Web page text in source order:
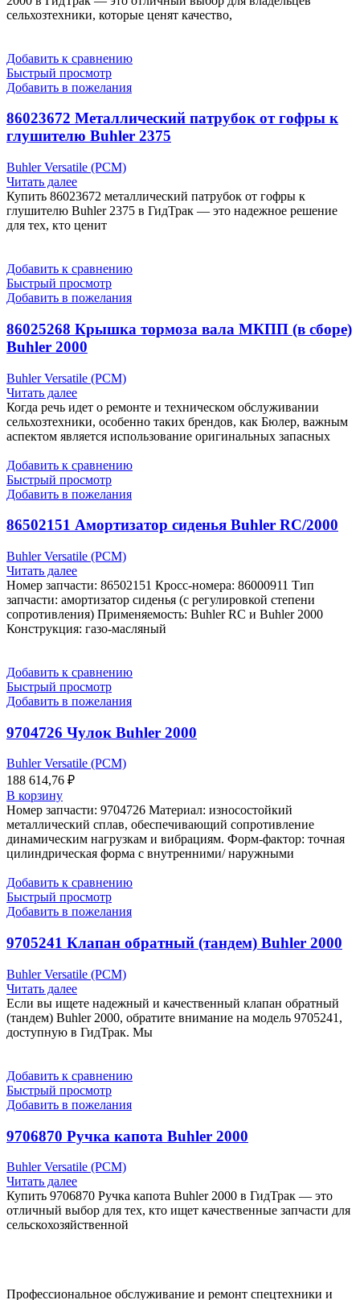
сельхозтехники, которые ценят качество,
Добавить к сравнению
Быстрый просмотр
Добавить в пожелания
86023672 Металлический патрубок от гофры к
глушителю Buhler 2375
Buhler Versatile (РСМ)
Читать далее
Купить 86023672 металлический патрубок от гофры к
глушителю Buhler 2375 в ГидТрак — это надежное решение
для тех, кто ценит
Добавить к сравнению
Быстрый просмотр
Добавить в пожелания
86025268 Крышка тормоза вала МКПП (в сборе)
Buhler 2000
Buhler Versatile (РСМ)
Читать далее
Когда речь идет о ремонте и техническом обслуживании
сельхозтехники, особенно таких брендов, как Бюлер, важным
аспектом является использование оригинальных запасных
Добавить к сравнению
Быстрый просмотр
Добавить в пожелания
86502151 Амортизатор сиденья Buhler RC/2000
Buhler Versatile (РСМ)
Читать далее
Номер запчасти: 86502151 Кросс-номера: 86000911 Тип
запчасти: амортизатор сиденья (с регулировкой степени
сопротивления) Применяемость: Buhler RC и Buhler 2000
Конструкция: газо-масляный
Добавить к сравнению
Быстрый просмотр
Добавить в пожелания
9704726 Чулок Buhler 2000
Buhler Versatile (РСМ)
188 614,76 ₽
В корзину
Номер запчасти: 9704726 Материал: износостойкий
металлический сплав, обеспечивающий сопротивление
динамическим нагрузкам и вибрациям. Форм-фактор: точная
цилиндрическая форма с внутренними/ наружными
Добавить к сравнению
Быстрый просмотр
Добавить в пожелания
9705241 Клапан обратный (тандем) Buhler 2000
Buhler Versatile (РСМ)
Читать далее
Если вы ищете надежный и качественный клапан обратный
(тандем) Buhler 2000, обратите внимание на модель 9705241,
доступную в ГидТрак. Мы
Добавить к сравнению
Быстрый просмотр
Добавить в пожелания
9706870 Ручка капота Buhler 2000
Buhler Versatile (РСМ)
Читать далее
Купить 9706870 Ручка капота Buhler 2000 в ГидТрак — это
отличный выбор для тех, кто ищет качественные запчасти для
сельскохозяйственной
Профессиональное обслуживание и ремонт спецтехники и